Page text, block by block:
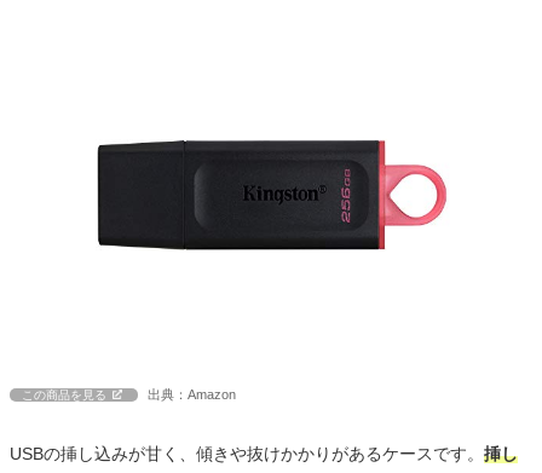
この商品を見る 出典：Amazon
USBの挿し込みが甘く、傾きや抜けかかりがあるケースです。 挿し